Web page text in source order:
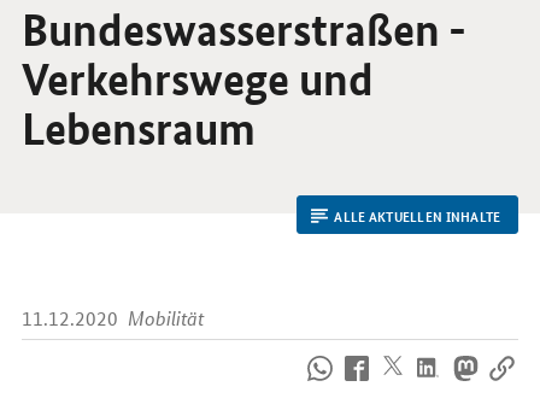
Bundeswasserstraßen -
Verkehrswege und
Lebensraum
ALLE AKTUELLEN INHALTE
11.12.2020 Mobilität